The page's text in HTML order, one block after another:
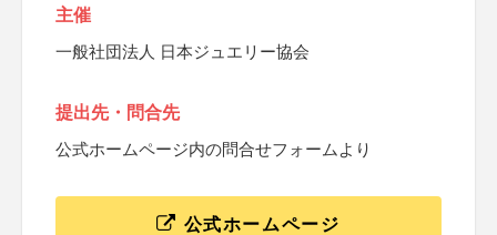
主催
一般社団法人 日本ジュエリー協会
提出先・問合先
公式ホームページ内の問合せフォームより
公式ホームページ